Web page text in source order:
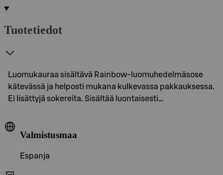
Tuotetiedot
Luomukauraa sisältävä Rainbow-luomuhedelmäsose
kätevässä ja helposti mukana kulkevassa pakkauksessa.
Ei lisättyjä sokereita. Sisältää luontaisesti…
Valmistusmaa
Espanja